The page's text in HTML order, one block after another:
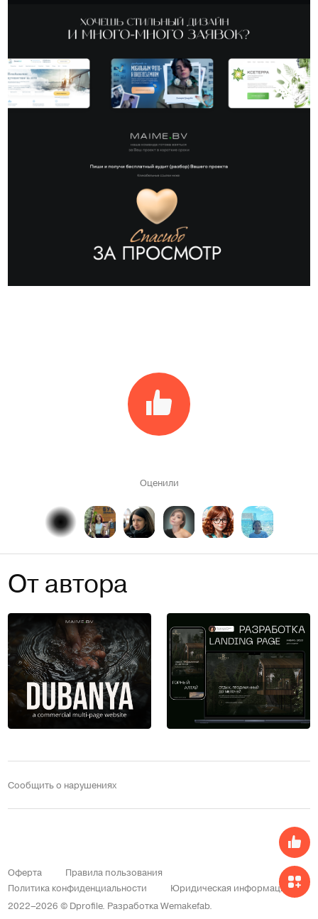
Оценили
От автора
Сообщить о нарушениях
2022–2026 © Dprofile. РазработкаWemakefab.
Оферта
Правила пользования
Политика конфиденциальности
Юридическая информация